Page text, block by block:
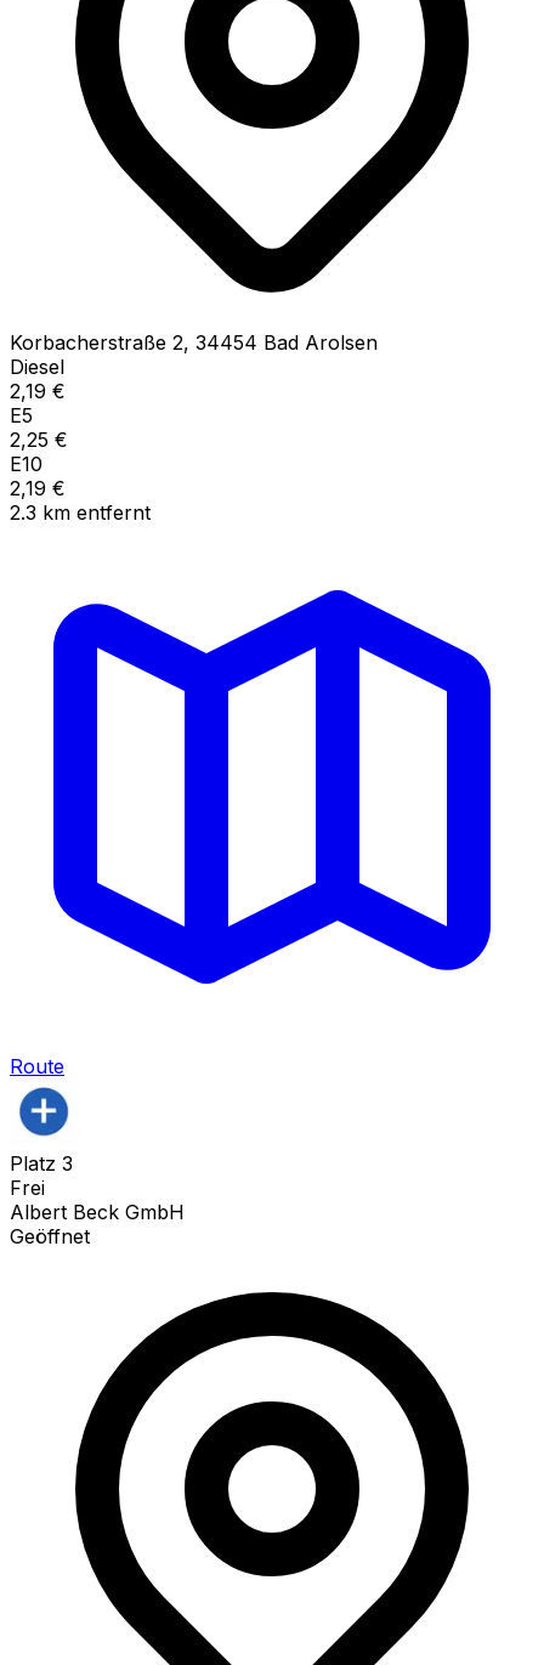
Korbacherstraße 2, 34454 Bad Arolsen
Diesel
2,19 €
E5
2,25 €
E10
2,19 €
2.3 km entfernt
Route
Platz 3
Frei
Albert Beck GmbH
Geöffnet